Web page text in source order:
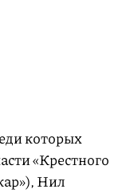
которых
«Крестного
Нил